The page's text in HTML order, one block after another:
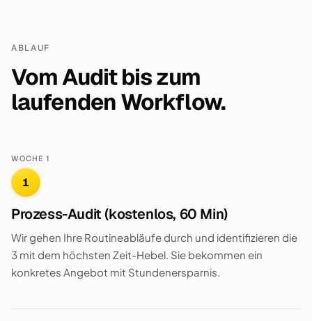
ABLAUF
Vom Audit bis zum
laufenden Workflow.
WOCHE 1
1
Prozess-Audit (kostenlos, 60 Min)
Wir gehen Ihre Routineabläufe durch und identifizieren die
3 mit dem höchsten Zeit-Hebel. Sie bekommen ein
konkretes Angebot mit Stundenersparnis.